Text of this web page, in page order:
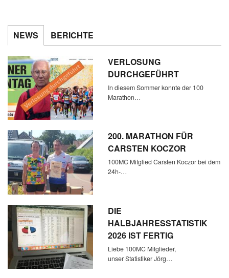
NEWS BERICHTE
VERLOSUNG
DURCHGEFÜHRT
In diesem Sommer konnte der 100
Marathon…
200. MARATHON FÜR
CARSTEN KOCZOR
100MC Mitglied Carsten Koczor bei dem
24h-…
DIE
HALBJAHRESSTATISTIK
2026 IST FERTIG
Liebe 100MC Mitglieder,
unser Statistiker Jörg…